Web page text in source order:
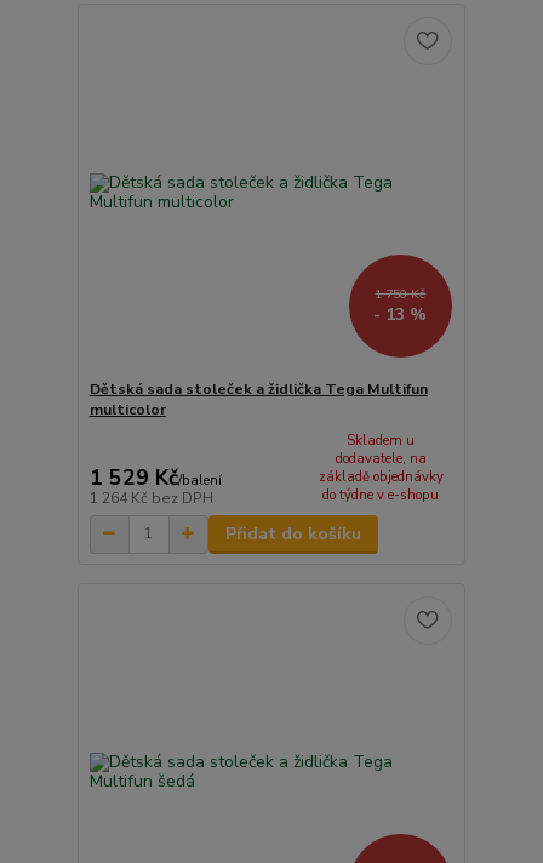
1 750 Kč
- 13 %
Dětská sada stoleček a židlička Tega Multifun
multicolor
1 529 Kč/balení
1 264 Kč bez DPH
Skladem u
dodavatele, na
základě objednávky
do týdne v e-shopu
Přidat do košíku